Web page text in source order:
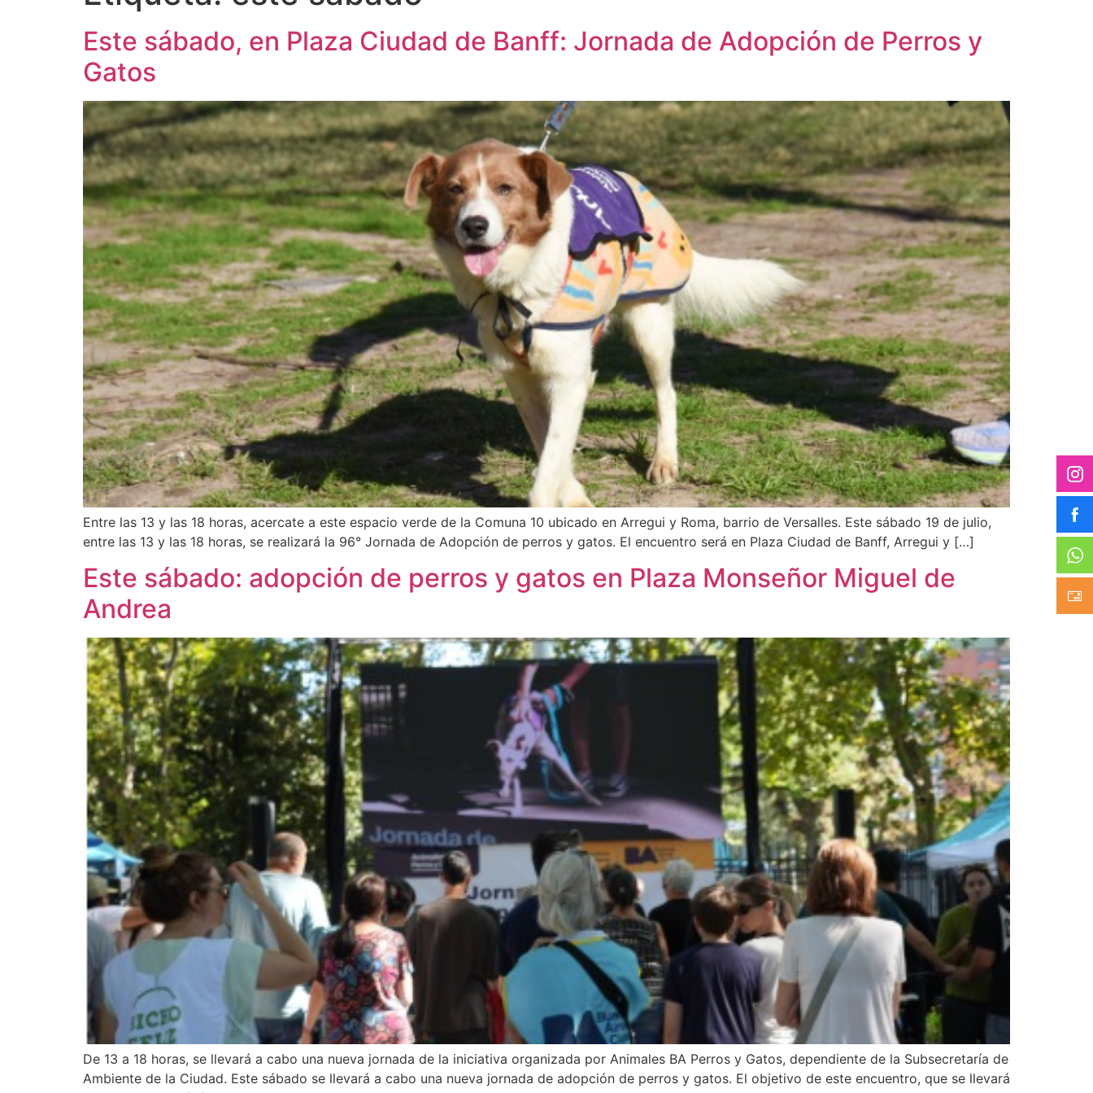
Este sábado, en Plaza Ciudad de Banff: Jornada de Adopción de Perros y
Gatos
Entre las 13 y las 18 horas, acercate a este espacio verde de la Comuna 10 ubicado en Arregui y Roma, barrio de Versalles. Este sábado 19 de julio,
entre las 13 y las 18 horas, se realizará la 96° Jornada de Adopción de perros y gatos. El encuentro será en Plaza Ciudad de Banff, Arregui y […]
Este sábado: adopción de perros y gatos en Plaza Monseñor Miguel de
Andrea
De 13 a 18 horas, se llevará a cabo una nueva jornada de la iniciativa organizada por Animales BA Perros y Gatos, dependiente de la Subsecretaría de
Ambiente de la Ciudad. Este sábado se llevará a cabo una nueva jornada de adopción de perros y gatos. El objetivo de este encuentro, que se llevará